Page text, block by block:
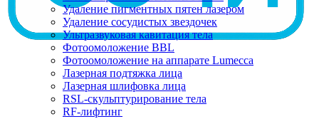
Удаление пигментных пятен лазером
Удаление сосудистых звездочек
Ультразвуковая кавитация тела
Фотоомоложение BBL
Фотоомоложение на аппарате Lumecca
Лазерная подтяжка лица
Лазерная шлифовка лица
RSL-скульптурирование тела
RF-лифтинг